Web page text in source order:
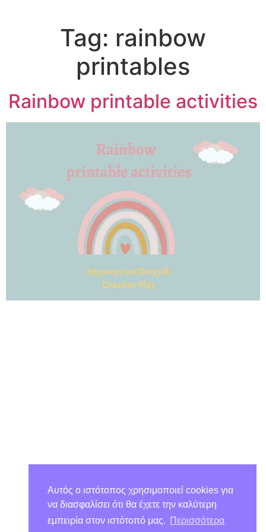
Tag: rainbow
printables
Rainbow printable activities
Αυτός ο ιστότοπος χρησιμοποιεί cookies για
να διασφαλίσει ότι θα έχετε την καλύτερη
εμπειρία στον ιστότοπό μας.
Περισσότερα